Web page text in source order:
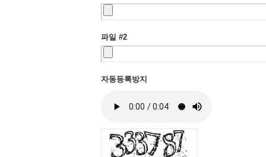
파일 #2
자동등록방지